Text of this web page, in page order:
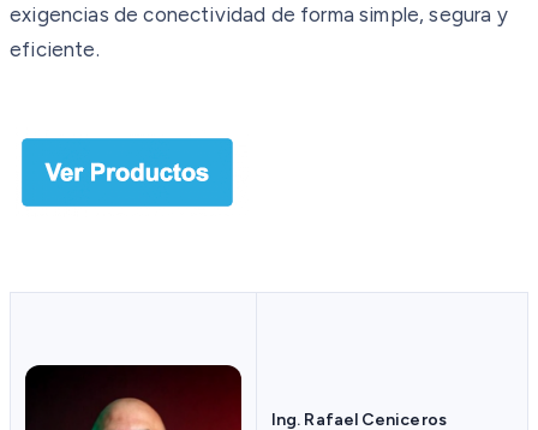
exigencias de conectividad de forma simple, segura y
eficiente.
Ing. Rafael Ceniceros